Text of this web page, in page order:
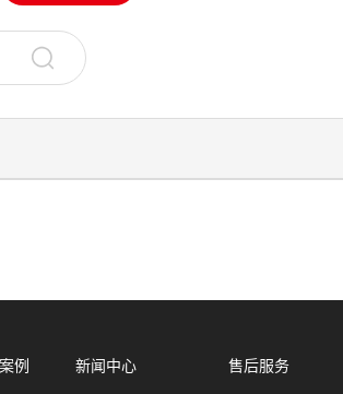
例 新闻中心 售后服务